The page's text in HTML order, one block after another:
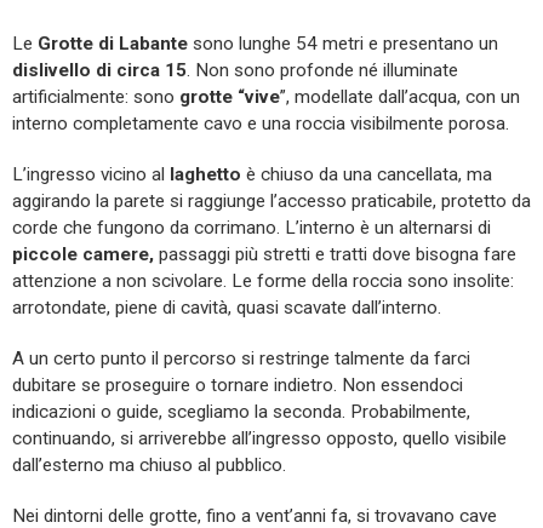
Le Grotte di Labante sono lunghe 54 metri e presentano un
dislivello di circa 15. Non sono profonde né illuminate
artificialmente: sono grotte “vive”, modellate dall’acqua, con un
interno completamente cavo e una roccia visibilmente porosa.
L’ingresso vicino al laghetto è chiuso da una cancellata, ma
aggirando la parete si raggiunge l’accesso praticabile, protetto da
corde che fungono da corrimano. L’interno è un alternarsi di
piccole camere, passaggi più stretti e tratti dove bisogna fare
attenzione a non scivolare. Le forme della roccia sono insolite:
arrotondate, piene di cavità, quasi scavate dall’interno.
A un certo punto il percorso si restringe talmente da farci
dubitare se proseguire o tornare indietro. Non essendoci
indicazioni o guide, scegliamo la seconda. Probabilmente,
continuando, si arriverebbe all’ingresso opposto, quello visibile
dall’esterno ma chiuso al pubblico.
Nei dintorni delle grotte, fino a vent’anni fa, si trovavano cave